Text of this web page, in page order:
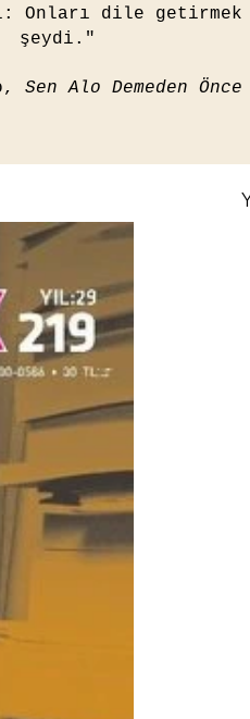
Onları dile
şeydi."
Sen Alo Demeden Önce